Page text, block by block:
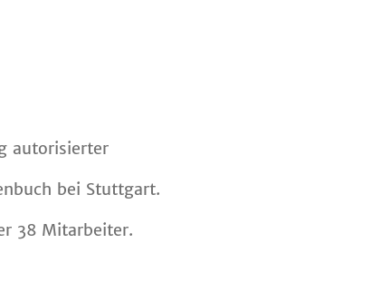
autorisierter
bei Stuttgart.
38 Mitarbeiter.